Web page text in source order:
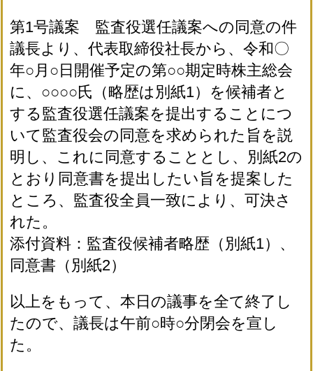
第1号議案 監査役選任議案への同意の件
議長より、代表取締役社長から、令和〇
年○月○日開催予定の第○○期定時株主総会
に、○○○○氏（略歴は別紙1）を候補者と
する監査役選任議案を提出することにつ
いて監査役会の同意を求められた旨を説
明し、これに同意することとし、別紙2の
とおり同意書を提出したい旨を提案した
ところ、監査役全員一致により、可決さ
れた。
添付資料：監査役候補者略歴（別紙1）、
同意書（別紙2）
以上をもって、本日の議事を全て終了し
たので、議長は午前○時○分閉会を宣し
た。